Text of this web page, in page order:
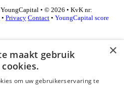
• © 2026 • KvK nr:
• Privacy Contact • YoungCapital score
×
maakt gebruik
om uw gebruikerservaring te